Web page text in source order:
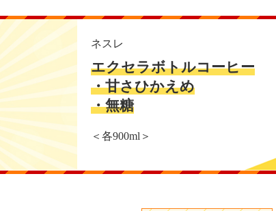
ネスレ
エクセラボトルコーヒー
・甘さひかえめ
・無糖
＜各900ml＞